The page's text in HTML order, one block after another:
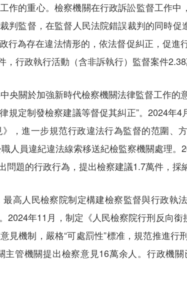
作的重心。檢察機關在行政訴訟監督工作
判監督，在監督人民法院錯誤裁判的同時
行為存在違法情形的，依法督促糾正，促
行政執行活動（含非訴執行）監督案件2.38
央關於加強新時代檢察機關法律監督工作的
規定制發檢察建議等督促其糾正”。2024年
，進一步規范行政違法行為監督的范圍、
人員違紀違法線索移送紀檢監察機關處理
題的行政行為，提出檢察建議1.7萬件，採
高人民檢察院制定構建檢察監督與行政執
2024年11月，制定《人民檢察院行刑反向
見機制，嚴格“可處罰性”標准，規范推進
管機關提出檢察意見16萬余人。行政機